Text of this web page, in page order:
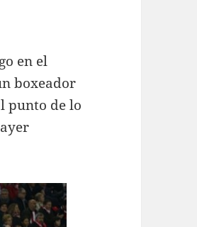
en el
boxeador
punto de lo